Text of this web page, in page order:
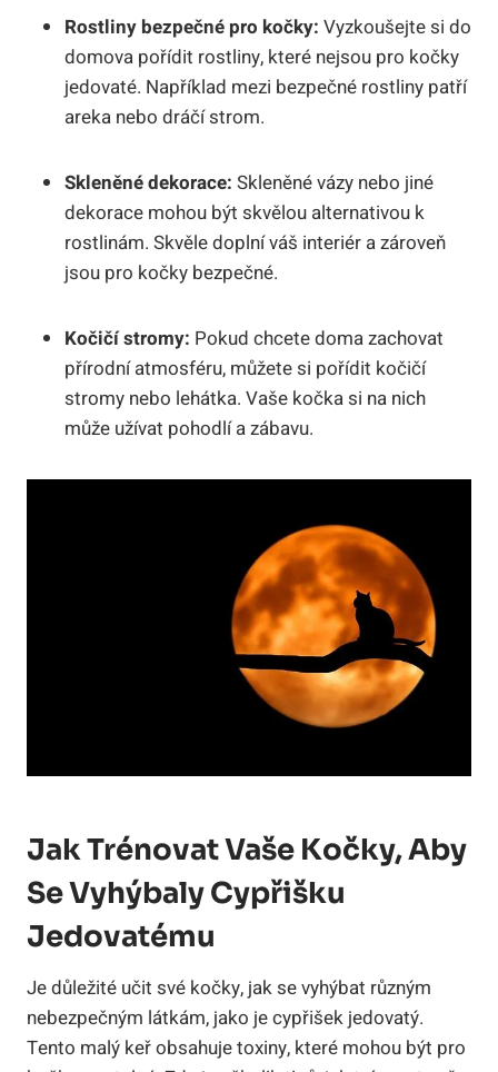
Rostliny bezpečné pro kočky: Vyzkoušejte si do
domova pořídit rostliny, které nejsou pro kočky
jedovaté. Například mezi bezpečné rostliny patří
areka nebo dráčí strom.
Skleněné dekorace: Skleněné vázy nebo jiné
dekorace mohou být skvělou alternativou k
rostlinám. Skvěle doplní váš interiér a zároveň
jsou pro kočky bezpečné.
Kočičí stromy: Pokud chcete doma zachovat
přírodní atmosféru, můžete si pořídit kočičí
stromy nebo lehátka. Vaše kočka si na nich
může užívat pohodlí a zábavu.
Jak Trénovat Vaše Kočky, Aby
Se Vyhýbaly Cypřišku
Jedovatému
Je důležité učit své kočky, jak se vyhýbat různým
nebezpečným látkám, jako je cypřišek jedovatý.
Tento malý keř obsahuje toxiny, které mohou být pro